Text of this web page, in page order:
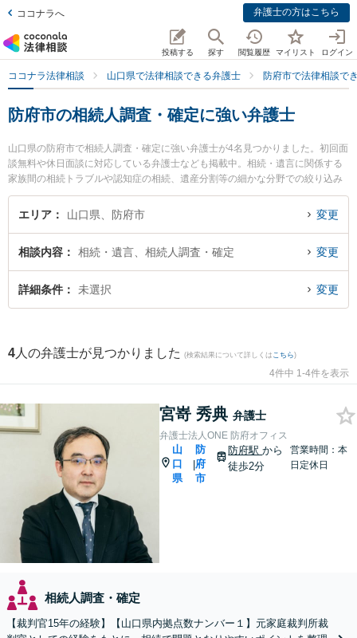
ココナラへ 弁護士の方はこちら
投稿する 探す 閲覧履歴 マイリスト ログイン
ココナラ法律相談 山口県で法律相談できる弁護士 防府市で法律相談で
防府市の相続人調査・確定に強い弁護士
山口県の防府市で相続人調査・確定に強い弁護士が4名見つかりました。初回面
談無料や休日面談に対応している弁護士なども掲載中。相続・遺言に関係する
家族間の相続トラブルや認知症の相続、遺産分割等の細かな分野での絞り込み
検索もでき便利です。特に弁護士法人ONE 防府オフィスの宮嵜 秀典弁護士や弁
護士法人いたむら法律事務所の板村 憲作弁護士、弁護士法人いたむら法律事務
ぐに弁護士に相談したい』『相続人調査・確定のトラブル解決の実績豊富な近
くの弁護士を検索したい』『初回相談無料で相続人調査・確定を法律相談でき
る防府市内の弁護士に相談予約したい』などでお困りの相談者さんにおすすめ
エリア 山口県、防府市 変更
相談内容 相続・遺言、相続人調査・確定 変更
詳細条件 未選択 変更
4 人の弁護士が見つかりました (検索結果について詳しくは こちら)
4件中 1-4件を表示
宮嵜 秀典 弁護士
弁護士法人ONE 防府オフィス
山
口
県
|
防
府
市
防府駅から
徒歩2分
営業時間：本
日定休日
相続人調査・確定
【裁判官15年の経験】【山口県内拠点数ナンバー１】元家庭裁判所裁